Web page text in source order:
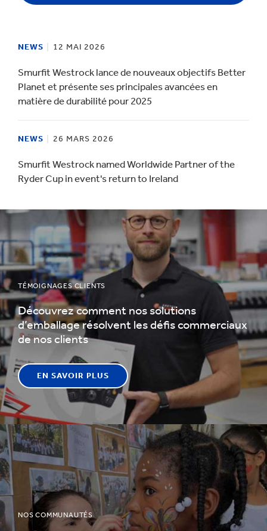
NEWS 12 MAI 2026
Smurfit Westrock lance de nouveaux objectifs Better
Planet et présente ses principales avancées en
matière de durabilité pour 2025
NEWS 26 MARS 2026
Smurfit Westrock named Worldwide Partner of the
Ryder Cup in event's return to Ireland
TÉMOIGNAGES CLIENTS
Découvrez comment nos solutions
d’emballage résolvent les défis commerciaux
de nos clients
EN SAVOIR PLUS
NOS COMMUNAUTÉS